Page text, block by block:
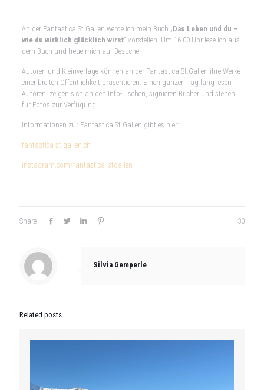
An der Fantastica St.Gallen werde ich mein Buch „Das Leben und du –
wie du wirklich glücklich wirst“ vorstellen. Um 16.00 Uhr lese ich aus
dem Buch und freue mich auf Besuche.
Autoren und Kleinverlage können an der Fantastica St.Gallen ihre Werke
einer breiten Öffentlichkeit präsentieren. Einen ganzen Tag lang lesen
Autoren, zeigen sich an den Info-Tischen, signieren Bücher und stehen
für Fotos zur Verfügung.
Informationen zur Fantastica St.Gallen gibt es hier:
fantastica-st.gallen.ch
instagram.com/fantastica_stgallen
Share 30
Silvia Gemperle
Related posts